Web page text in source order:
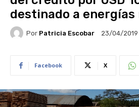
destinado a energías
Por Patricia Escobar 23/04/2019
Facebook X